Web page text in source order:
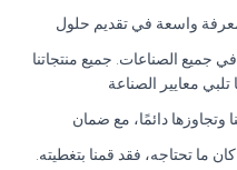
واسعة في تقديم حلول
في جميع الصناعات. جميع منتجاتنا
تلبي معايير الصناعة
وتجاوزها دائمًا، مع ضمان